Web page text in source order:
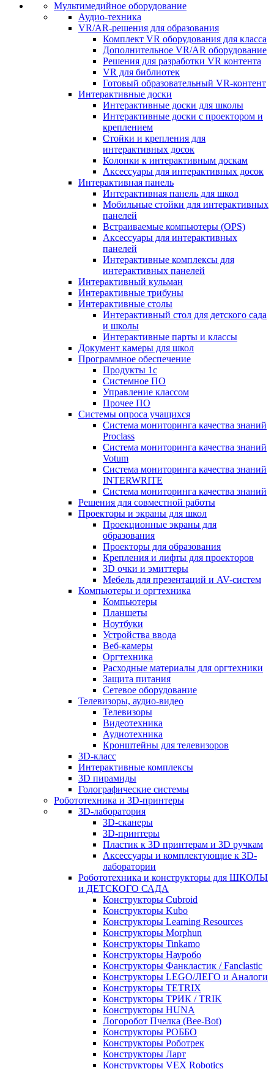
Мультимедийное оборудование
Аудио-техника
VR/AR-решения для образования
Комплект VR оборудования для класса
Дополнительное VR/AR оборудование
Решения для разработки VR контента
VR для библиотек
Готовый образовательный VR-контент
Интерактивные доски
Интерактивные доски для школы
Интерактивные доски с проектором и
креплением
Стойки и крепления для
интерактивных досок
Колонки к интерактивным доскам
Аксессуары для интерактивных досок
Интерактивная панель
Интерактивная панель для школ
Мобильные стойки для интерактивных
панелей
Встраиваемые компьютеры (OPS)
Аксессуары для интерактивных
панелей
Интерактивные комплексы для
интерактивных панелей
Интерактивный кульман
Интерактивные трибуны
Интерактивные столы
Интерактивный стол для детского сада
и школы
Интерактивные парты и классы
Документ камеры для школ
Программное обеспечение
Продукты 1с
Системное ПО
Управление классом
Прочее ПО
Системы опроса учащихся
Система мониторинга качества знаний
Proclass
Система мониторинга качества знаний
Votum
Система мониторинга качества знаний
INTERWRITE
Система мониторинга качества знаний
Решения для совместной работы
Проекторы и экраны для школ
Проекционные экраны для
образования
Проекторы для образования
Крепления и лифты для проекторов
3D очки и эмиттеры
Мебель для презентаций и AV-систем
Компьютеры и оргтехника
Компьютеры
Планшеты
Ноутбуки
Устройства ввода
Веб-камеры
Оргтехника
Расходные материалы для оргтехники
Защита питания
Сетевое оборудование
Телевизоры, аудио-видео
Телевизоры
Видеотехника
Аудиотехника
Кронштейны для телевизоров
3D-класс
Интерактивные комплексы
3D пирамиды
Голографические системы
Робототехника и 3D-принтеры
3D-лаборатория
3D-сканеры
3D-принтеры
Пластик к 3D принтерам и 3D ручкам
Аксессуары и комплектующие к 3D-
лаборатории
Робототехника и конструкторы для ШКОЛЫ
и ДЕТСКОГО САДА
Конструкторы Cubroid
Конструкторы Kubo
Конструкторы Learning Resources
Конструкторы Morphun
Конструкторы Tinkamo
Конструкторы Науробо
Конструкторы Фанкластик / Fanclastic
Конструкторы LEGO/ЛЕГО и Аналоги
Конструкторы TETRIX
Конструкторы ТРИК / TRIK
Конструкторы HUNA
Логоробот Пчелка (Bee-Bot)
Конструкторы РОББО
Конструкторы Роботрек
Конструкторы Ларт
Конструкторы VEX Robotics